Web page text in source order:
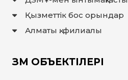
Қызметтік бос орындар
Алматы қ. филиалы
ЗМ ОБЪЕКТІЛЕРІ